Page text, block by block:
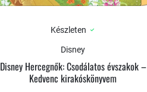
Készleten
Disney
Disney Hercegnők: Csodálatos évszakok –
Kedvenc kirakóskönyvem